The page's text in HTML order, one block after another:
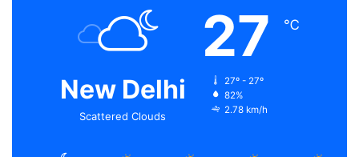
New Delhi
Scattered Clouds
27 ℃
27º - 27º
82%
2.78 km/h